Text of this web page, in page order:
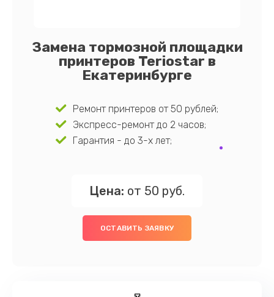
Замена тормозной площадки
принтеров Teriostar в
Екатеринбурге
Ремонт принтеров от 50 рублей;
Экспресс-ремонт до 2 часов;
Гарантия - до 3-х лет;
Цена: от 50 руб.
ОСТАВИТЬ ЗАЯВКУ